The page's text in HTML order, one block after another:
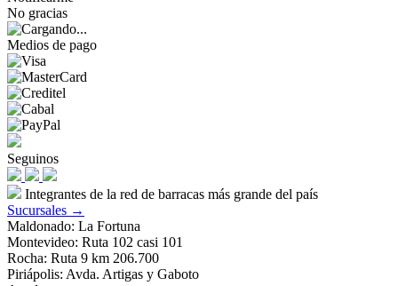
No gracias
Medios de pago
Seguinos
Integrantes de la red de barracas más grande del país
Sucursales →
Maldonado: La Fortuna
Montevideo: Ruta 102 casi 101
Rocha: Ruta 9 km 206.700
Piriápolis: Avda. Artigas y Gaboto